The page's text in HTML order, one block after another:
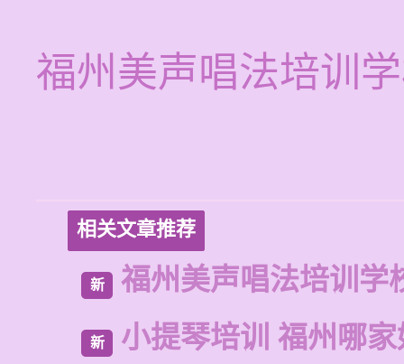
福州美声唱法培训
相关文章推荐
新 福州美声唱法培训学
新 小提琴培训 福州哪